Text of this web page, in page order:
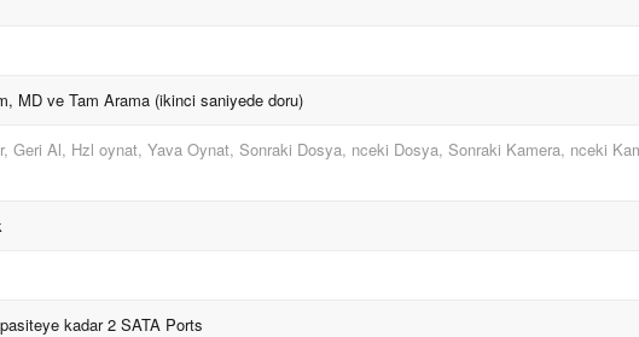
MD ve Tam Arama (ikinci saniyede doru)
Geri Al, Hzl oynat, Yava Oynat, Sonraki Dosya, nceki Dosya, Sonraki Kamera, nceki
kadar 2 SATA Ports